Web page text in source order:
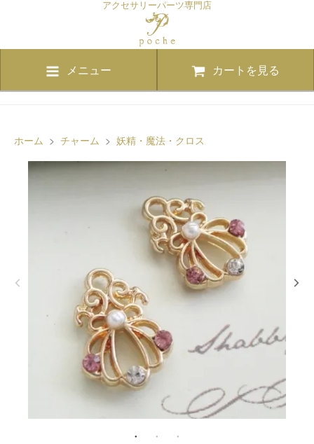
アクセサリーパーツ専門店
メニュー カートを見る
ホーム > チャーム > 妖精・魔法・クロス